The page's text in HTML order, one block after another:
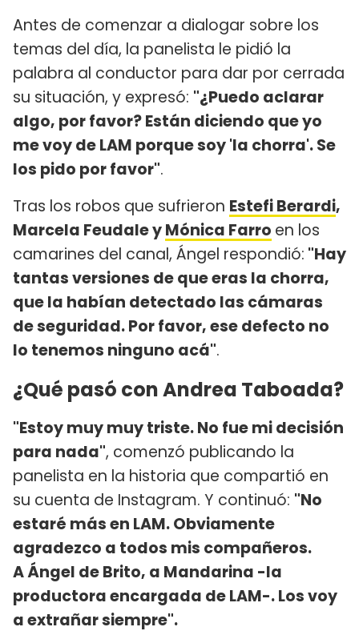
Antes de comenzar a dialogar sobre los
temas del día, la panelista le pidió la
palabra al conductor para dar por cerrada
su situación, y expresó: "¿Puedo aclarar
algo, por favor? Están diciendo que yo
me voy de LAM porque soy 'la chorra'. Se
los pido por favor".
Tras los robos que sufrieron Estefi Berardi,
Marcela Feudale yMónica Farro en los
camarines del canal, Ángel respondió: "Hay
tantas versiones de que eras la chorra,
que la habían detectado las cámaras
de seguridad. Por favor, ese defecto no
lo tenemos ninguno acá".
¿Qué pasó con Andrea Taboada?
"Estoy muy muy triste. No fue mi decisión
para nada", comenzó publicando la
panelista en la historia que compartió en
su cuenta de Instagram. Y continuó: "No
estaré más en LAM. Obviamente
agradezco a todos mis compañeros.
A Ángel de Brito, a Mandarina -la
productora encargada de LAM-. Los voy
a extrañar siempre".